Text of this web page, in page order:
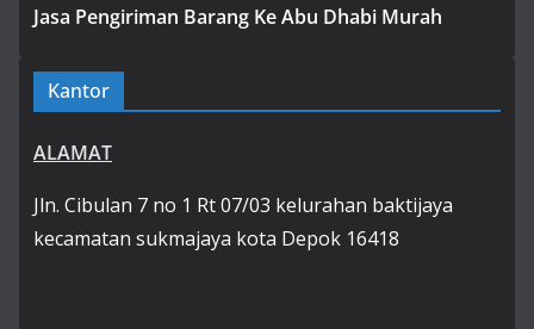
Jasa Pengiriman Barang Ke Abu Dhabi Murah
Kantor
ALAMAT
Jln. Cibulan 7 no 1 Rt 07/03 kelurahan baktijaya
kecamatan sukmajaya kota Depok 16418